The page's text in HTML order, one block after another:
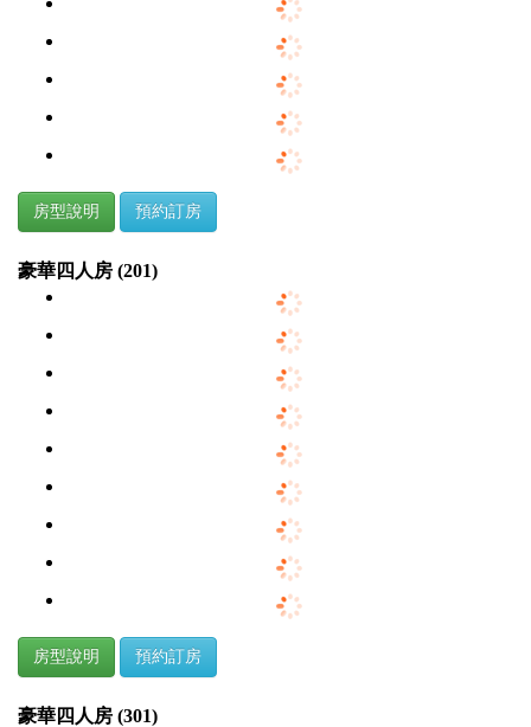
房型說明 預約訂房
豪華四人房 (201)
房型說明 預約訂房
豪華四人房 (301)